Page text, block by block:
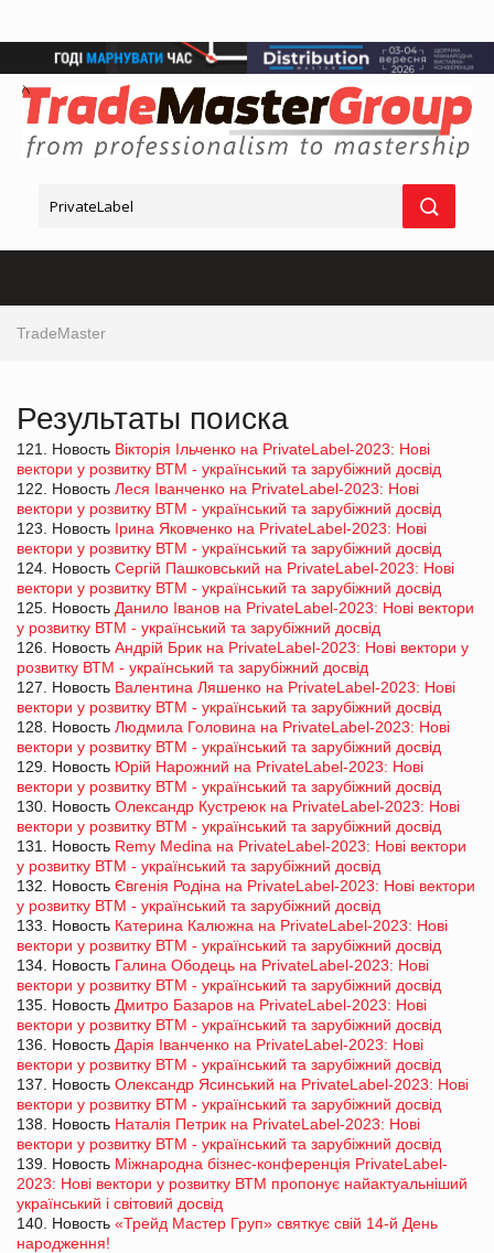
TradeMaster
Результаты поиска
121. Новость Вікторія Ільченко на PrivateLabel-2023: Нові
вектори у розвитку ВТМ - український та зарубіжний досвід
122. Новость Леся Іванченко на PrivateLabel-2023: Нові
вектори у розвитку ВТМ - український та зарубіжний досвід
123. Новость Ірина Яковченко на PrivateLabel-2023: Нові
вектори у розвитку ВТМ - український та зарубіжний досвід
124. Новость Сергій Пашковський на PrivateLabel-2023: Нові
вектори у розвитку ВТМ - український та зарубіжний досвід
125. Новость Данило Іванов на PrivateLabel-2023: Нові вектори
у розвитку ВТМ - український та зарубіжний досвід
126. Новость Андрій Брик на PrivateLabel-2023: Нові вектори у
розвитку ВТМ - український та зарубіжний досвід
127. Новость Валентина Ляшенко на PrivateLabel-2023: Нові
вектори у розвитку ВТМ - український та зарубіжний досвід
128. Новость Людмила Головина на PrivateLabel-2023: Нові
вектори у розвитку ВТМ - український та зарубіжний досвід
129. Новость Юрій Нарожний на PrivateLabel-2023: Нові
вектори у розвитку ВТМ - український та зарубіжний досвід
130. Новость Олександр Кустреюк на PrivateLabel-2023: Нові
вектори у розвитку ВТМ - український та зарубіжний досвід
131. Новость Remy Medina на PrivateLabel-2023: Нові вектори
у розвитку ВТМ - український та зарубіжний досвід
132. Новость Євгенія Родіна на PrivateLabel-2023: Нові вектори
у розвитку ВТМ - український та зарубіжний досвід
133. Новость Катерина Калюжна на PrivateLabel-2023: Нові
вектори у розвитку ВТМ - український та зарубіжний досвід
134. Новость Галина Ободець на PrivateLabel-2023: Нові
вектори у розвитку ВТМ - український та зарубіжний досвід
135. Новость Дмитро Базаров на PrivateLabel-2023: Нові
вектори у розвитку ВТМ - український та зарубіжний досвід
136. Новость Дарія Іванченко на PrivateLabel-2023: Нові
вектори у розвитку ВТМ - український та зарубіжний досвід
137. Новость Олександр Ясинський на PrivateLabel-2023: Нові
вектори у розвитку ВТМ - український та зарубіжний досвід
138. Новость Наталія Петрик на PrivateLabel-2023: Нові
вектори у розвитку ВТМ - український та зарубіжний досвід
139. Новость Міжнародна бізнес-конференція PrivateLabel-
2023: Нові вектори у розвитку ВТМ пропонує найактуальніший
український і світовий досвід
140. Новость «Трейд Мастер Груп» святкує свій 14-й День
народження!